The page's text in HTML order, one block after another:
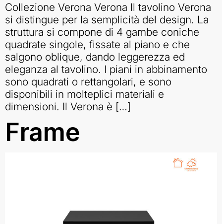
Collezione Verona Verona Il tavolino Verona
si distingue per la semplicità del design. La
struttura si compone di 4 gambe coniche
quadrate singole, fissate al piano e che
salgono oblique, dando leggerezza ed
eleganza al tavolino. I piani in abbinamento
sono quadrati o rettangolari, e sono
disponibili in molteplici materiali e
dimensioni. Il Verona è […]
Frame